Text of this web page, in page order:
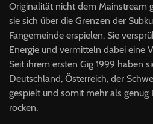
Originalität nicht dem Mainstream
sie sich über die Grenzen der
Fangemeinde erspielen. Sie
Energie und vermitteln dabei eine
Seit ihrem ersten Gig 1999 haben
Deutschland, Österreich, der
gespielt und somit mehr als genug
rocken.